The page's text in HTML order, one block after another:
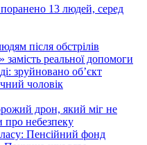
13 людей, серед
після обстрілів
реальної допомоги
зруйновано об’єкт
чоловік
дрон, який міг не
про небезпеку
Пенсійний фонд